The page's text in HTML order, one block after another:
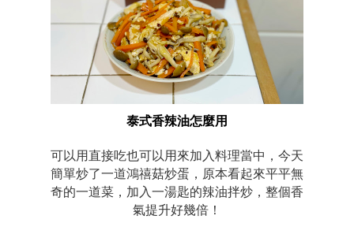
泰式香辣油怎麼用
可以用直接吃也可以用來加入料理當中，今天
簡單炒了一道鴻禧菇炒蛋，原本看起來平平無
奇的一道菜，加入一湯匙的辣油拌炒，整個香
氣提升好幾倍！